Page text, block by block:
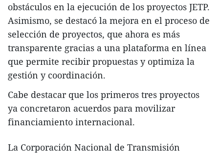
obstáculos en la ejecución de los proyectos JETP.
Asimismo, se destacó la mejora en el proceso de
selección de proyectos, que ahora es más
transparente gracias a una plataforma en línea
que permite recibir propuestas y optimiza la
gestión y coordinación.
Cabe destacar que los primeros tres proyectos
ya concretaron acuerdos para movilizar
financiamiento internacional.
La Corporación Nacional de Transmisión